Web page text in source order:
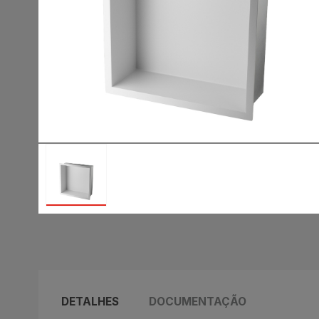
DETALHES DOCUMENTAÇÃO